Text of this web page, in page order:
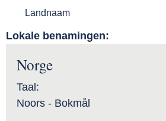
Landnaam
Lokale benamingen:
Norge
Taal:
Noors - Bokmål